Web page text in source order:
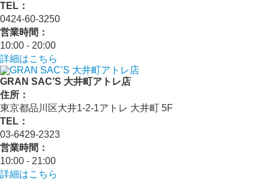
TEL：
0424-60-3250
営業時間：
10:00 - 20:00
詳細はこちら
GRAN SAC’S 大井町アトレ店
住所：
東京都品川区大井1-2-1アトレ 大井町 5F
TEL：
03-6429-2323
営業時間：
10:00 - 21:00
詳細はこちら